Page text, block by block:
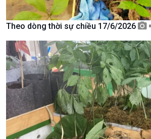
Theo
Theo dòng thời sự chiều 17/6/2026